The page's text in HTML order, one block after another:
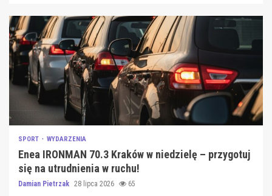
SPORT WYDARZENIA
Enea IRONMAN 70.3 Kraków w niedzielę – przygotuj
się na utrudnienia w ruchu!
Damian Pietrzak 28 lipca 2026 65